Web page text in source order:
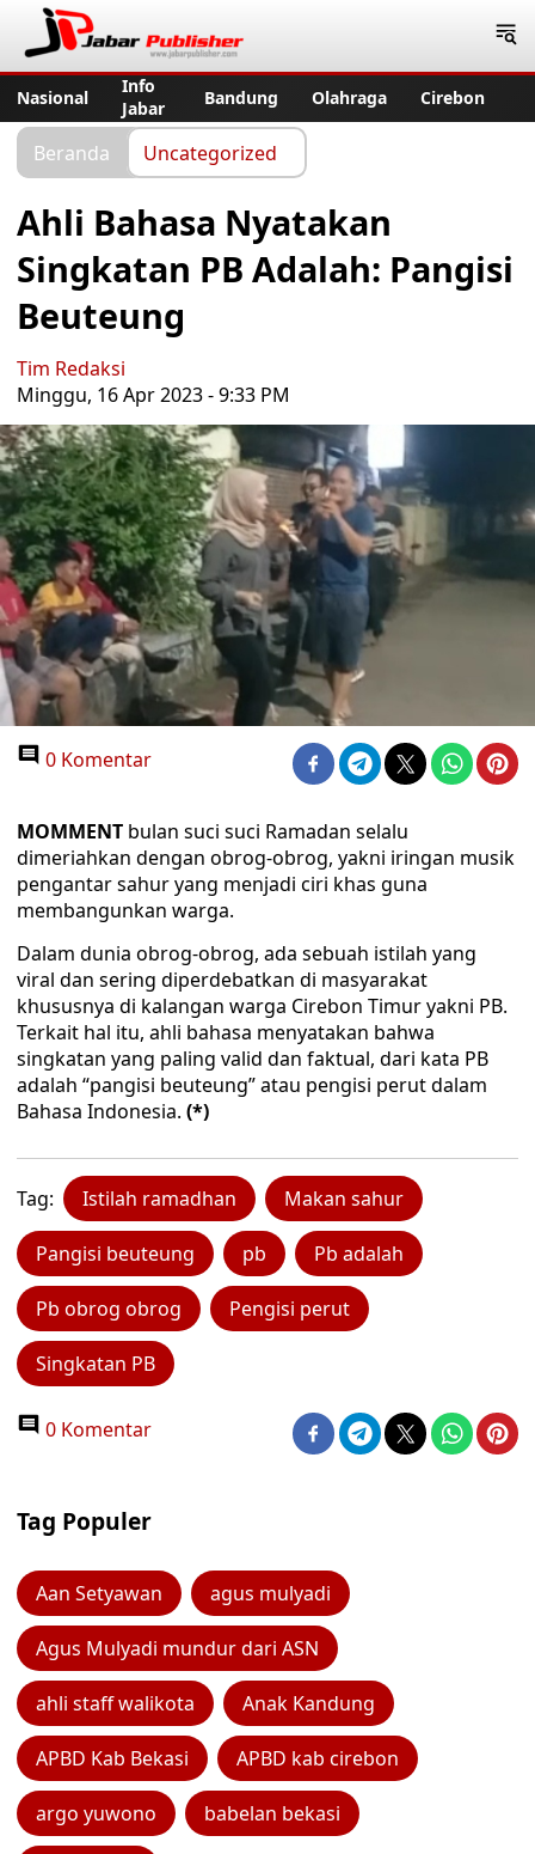
Nasional
Info
Jabar
Bandung Olahraga Cirebon
Beranda Uncategorized
Ahli Bahasa Nyatakan
Singkatan PB Adalah: Pangisi
Beuteung
Tim Redaksi
Minggu, 16 Apr 2023 - 9:33 PM
0 Komentar
MOMMENT bulan suci suci Ramadan selalu
dimeriahkan dengan obrog-obrog, yakni iringan musik
pengantar sahur yang menjadi ciri khas guna
membangunkan warga.
Dalam dunia obrog-obrog, ada sebuah istilah yang
viral dan sering diperdebatkan di masyarakat
khususnya di kalangan warga Cirebon Timur yakni PB.
Terkait hal itu, ahli bahasa menyatakan bahwa
singkatan yang paling valid dan faktual, dari kata PB
adalah “pangisi beuteung” atau pengisi perut dalam
Bahasa Indonesia. (*)
Tag: Istilah ramadhan Makan sahur
Pangisi beuteung pb Pb adalah
Pb obrog obrog Pengisi perut
Singkatan PB
0 Komentar
Tag Populer
Aan Setyawan agus mulyadi
Agus Mulyadi mundur dari ASN
ahli staff walikota Anak Kandung
APBD Kab Bekasi APBD kab cirebon
argo yuwono babelan bekasi